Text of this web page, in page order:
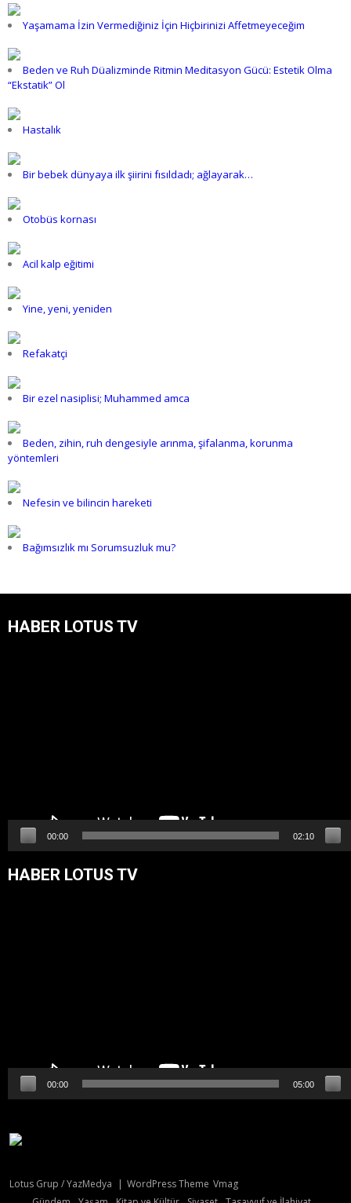
Yaşamama İzin Vermediğiniz İçin Hiçbirinizi Affetmeyeceğim
Beden ve Ruh Düalizminde Ritmin Meditasyon Gücü: Estetik Olma
“Ekstatik” Ol
Hastalık
Bir bebek dünyaya ilk şiirini fısıldadı; ağlayarak…
Otobüs kornası
Acil kalp eğitimi
Yine, yeni, yeniden
Refakatçi
Bir ezel nasiplisi; Muhammed amca
Beden, zihin, ruh dengesiyle arınma, şifalanma, korunma
yöntemleri
Nefesin ve bilincin hareketi
Bağımsızlık mı Sorumsuzluk mu?
HABER LOTUS TV
00:00 02:10
HABER LOTUS TV
00:00 05:00
Lotus Grup / YazMedya | WordPress Theme Vmag